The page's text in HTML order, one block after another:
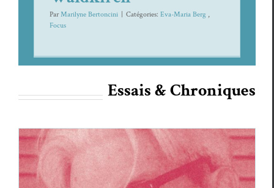
ParMarilyne Bertoncini | Caté­gories: Eva-Maria Berg ,
Focus
Essais & Chroniques